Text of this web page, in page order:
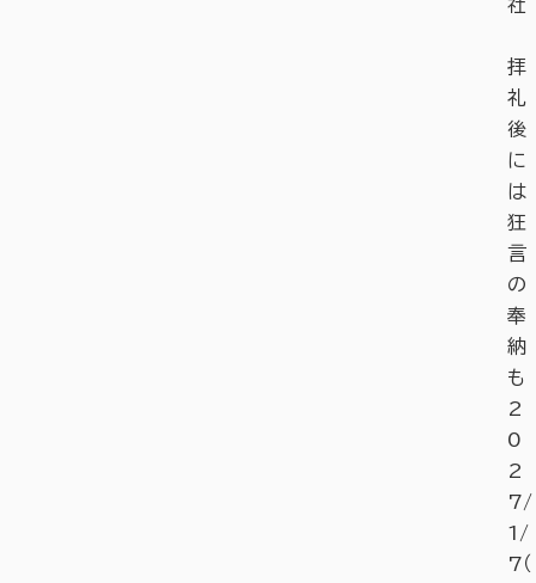
社
拝
礼
後
に
は
狂
言
の
奉
納
も
2
0
2
7/
1/
7（